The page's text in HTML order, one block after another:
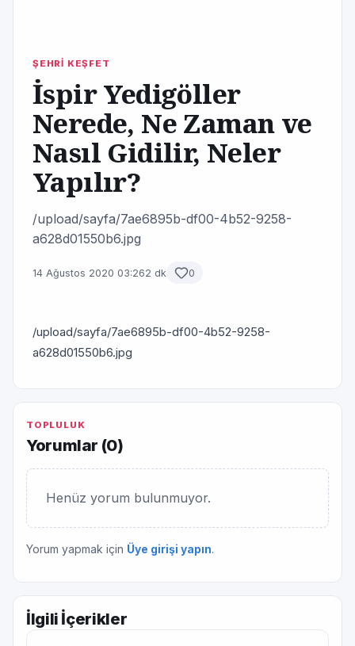
ŞEHRİ KEŞFET
İspir Yedigöller
Nerede, Ne Zaman ve
Nasıl Gidilir, Neler
Yapılır?
/upload/sayfa/7ae6895b-df00-4b52-9258-
a628d01550b6.jpg
14 Ağustos 2020 03:262 dk 0
/upload/sayfa/7ae6895b-df00-4b52-9258-
a628d01550b6.jpg
TOPLULUK
Yorumlar (0)
Henüz yorum bulunmuyor.
Yorum yapmak için Üye girişi yapın.
İlgili İçerikler